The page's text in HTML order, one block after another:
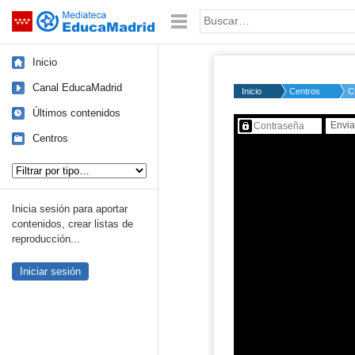
Saltar navegación Palabra o frase:
Inicio
Canal EducaMadrid
Últimos contenidos
Centros
Inicia sesión para aportar
contenidos, crear listas de
reproducción...
Iniciar sesión
Inicio Centros
Contenido protegido…